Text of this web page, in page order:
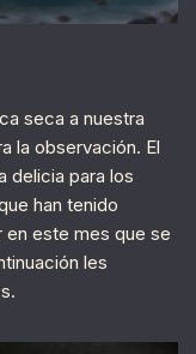
seca a nuestra
la observación. El
delicia para los
han tenido
este mes que se
les